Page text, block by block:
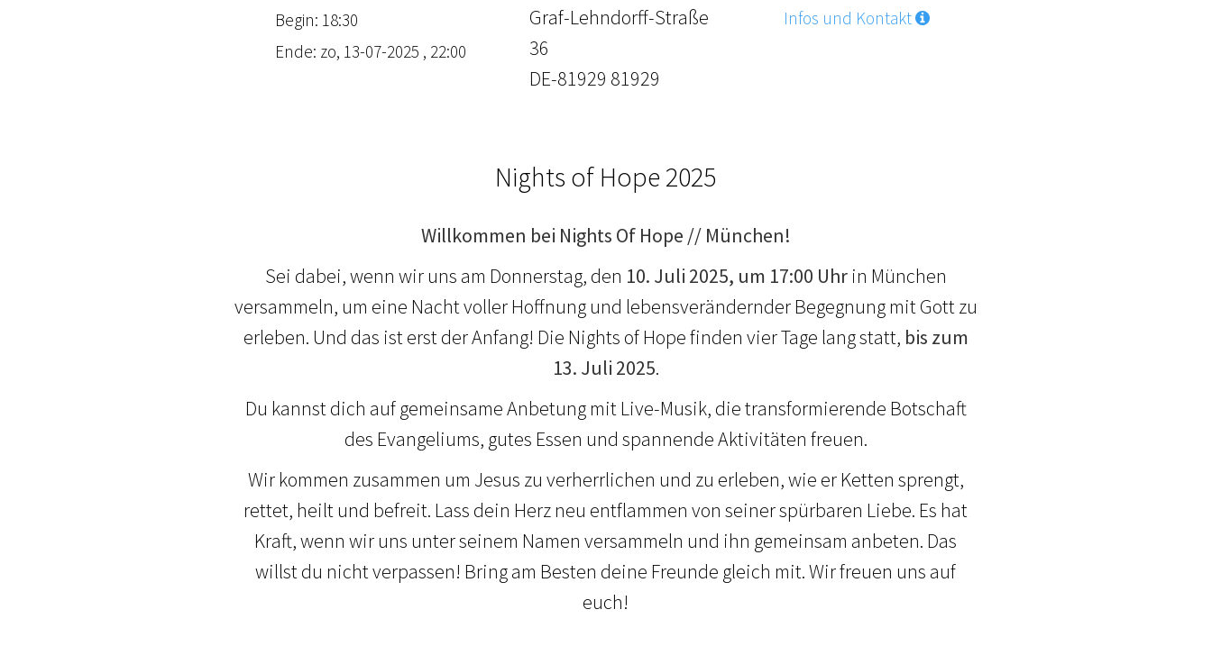
Begin: 18:30
Ende: zo, 13-07-2025 , 22:00
Graf-Lehndorff-Straße
36
DE-81929 81929
Infos und Kontakt
Nights of Hope 2025
Willkommen bei Nights Of Hope // München!
Sei dabei, wenn wir uns am Donnerstag, den 10. Juli 2025, um 17:00 Uhrin München
versammeln, um eine Nacht voller Hoffnung und lebensverändernder Begegnung mit Gott zu
erleben. Und das ist erst der Anfang! Die Nights of Hope finden vier Tage lang statt, bis zum
13. Juli 2025.
Du kannst dich auf gemeinsame Anbetung mit Live-Musik, die transformierende Botschaft
des Evangeliums, gutes Essen und spannende Aktivitäten freuen.
Wir kommen zusammen um Jesus zu verherrlichen und zu erleben, wie er Ketten sprengt,
rettet, heilt und befreit. Lass dein Herz neu entflammen von seiner spürbaren Liebe. Es hat
Kraft, wenn wir uns unter seinem Namen versammeln und ihn gemeinsam anbeten. Das
willst du nicht verpassen! Bring am Besten deine Freunde gleich mit. Wir freuen uns auf
euch!